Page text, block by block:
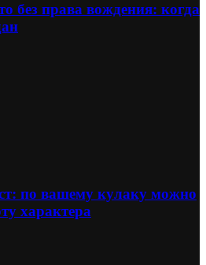
без права вождения: когда
по вашему кулаку можно
характера